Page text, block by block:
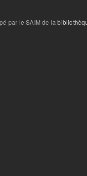
par le SAIM de la